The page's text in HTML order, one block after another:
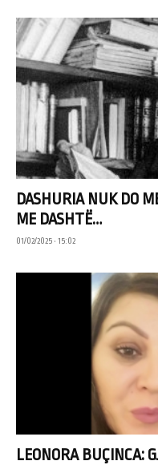
DASHURIA NUK DO
ME DASHTË…
01/02/2025 • 15:02
LEONORA BUÇINCA: